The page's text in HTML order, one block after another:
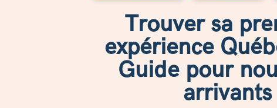
Trouver sa
expérience
Guide pour
arrivants